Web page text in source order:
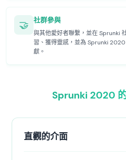
🤝 社群參與
與其他愛好者聯繫，並在 Sprunki
習、獲得靈感，並為 Sprunki
獻。
Sprunki 2020
直觀的介面